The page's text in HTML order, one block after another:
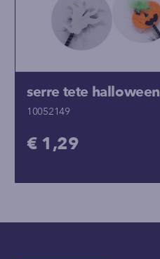
serre tete halloween
10052149
€ 1,29